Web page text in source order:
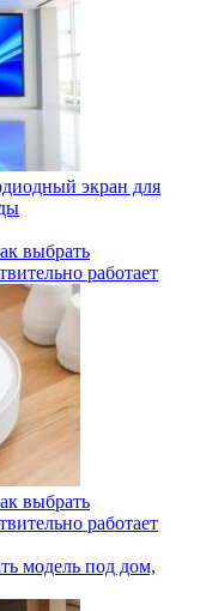
экран для
выбрать
работает
выбрать
работает
модель под дом,